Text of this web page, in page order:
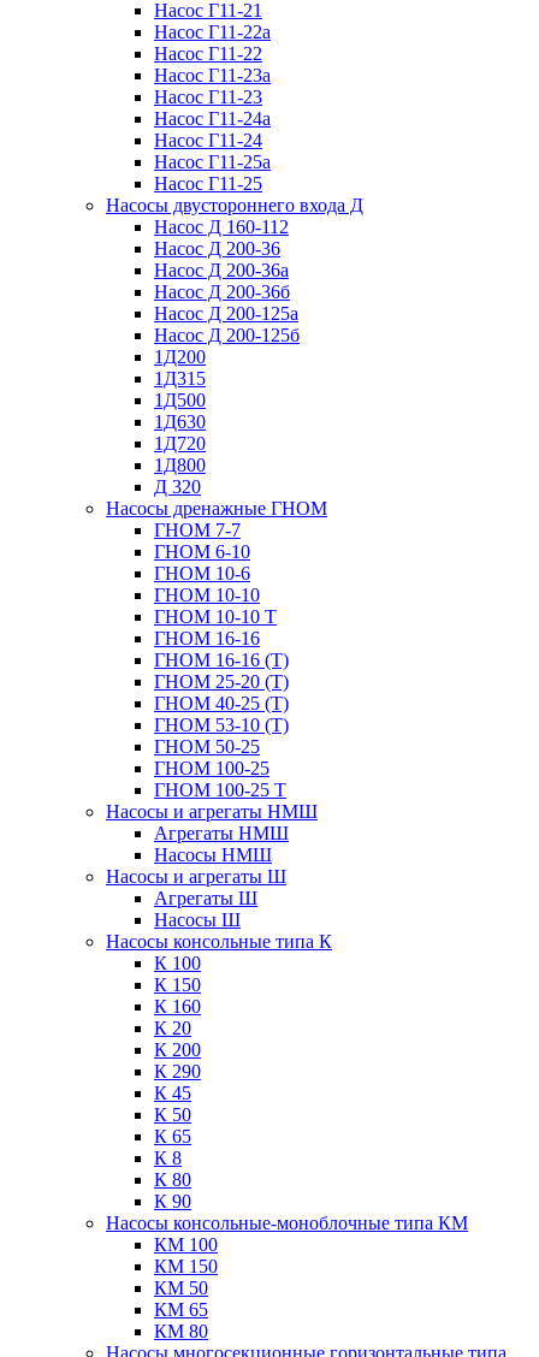
Насос Г11-21
Насос Г11-22а
Насос Г11-22
Насос Г11-23а
Насос Г11-23
Насос Г11-24а
Насос Г11-24
Насос Г11-25а
Насос Г11-25
Насосы двустороннего входа Д
Насос Д 160-112
Насос Д 200-36
Насос Д 200-36а
Насос Д 200-36б
Насос Д 200-125а
Насос Д 200-125б
1Д200
1Д315
1Д500
1Д630
1Д720
1Д800
Д 320
Насосы дренажные ГНОМ
ГНОМ 7-7
ГНОМ 6-10
ГНОМ 10-6
ГНОМ 10-10
ГНОМ 10-10 Т
ГНОМ 16-16
ГНОМ 16-16 (Т)
ГНОМ 25-20 (Т)
ГНОМ 40-25 (Т)
ГНОМ 53-10 (Т)
ГНОМ 50-25
ГНОМ 100-25
ГНОМ 100-25 Т
Насосы и агрегаты НМШ
Агрегаты НМШ
Насосы НМШ
Насосы и агрегаты Ш
Агрегаты Ш
Насосы Ш
Насосы консольные типа К
К 100
К 150
К 160
К 20
К 200
К 290
К 45
К 50
К 65
К 8
К 80
К 90
Насосы консольные-моноблочные типа КМ
КМ 100
КМ 150
КМ 50
КМ 65
КМ 80
Насосы многосекционные горизонтальные типа